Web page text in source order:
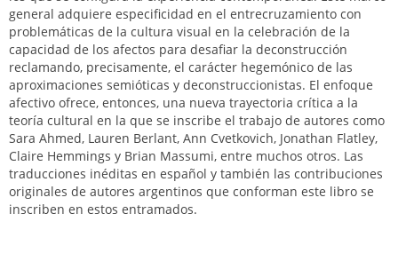
general adquiere especificidad en el entrecruzamiento con
problemáticas de la cultura visual en la celebración de la
capacidad de los afectos para desafiar la deconstrucción
reclamando, precisamente, el carácter hegemónico de las
aproximaciones semióticas y deconstruccionistas. El enfoque
afectivo ofrece, entonces, una nueva trayectoria crítica a la
teoría cultural en la que se inscribe el trabajo de autores como
Sara Ahmed, Lauren Berlant, Ann Cvetkovich, Jonathan Flatley,
Claire Hemmings y Brian Massumi, entre muchos otros. Las
traducciones inéditas en español y también las contribuciones
originales de autores argentinos que conforman este libro se
inscriben en estos entramados.